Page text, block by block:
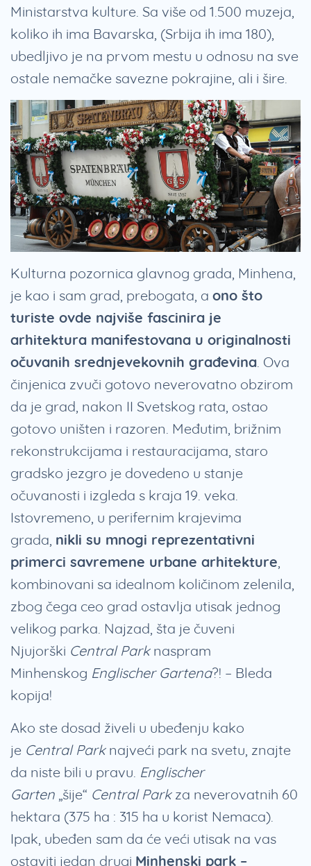
Ministarstva kulture. Sa više od 1.500 muzeja,
koliko ih ima Bavarska, (Srbija ih ima 180),
ubedljivo je na prvom mestu u odnosu na sve
ostale nemačke savezne pokrajine, ali i šire.
Kulturna pozornica glavnog grada, Minhena,
je kao i sam grad, prebogata, a ono što
turiste ovde najviše fascinira je
arhitektura manifestovana u originalnosti
očuvanih srednjevekovnih građevina. Ova
činjenica zvuči gotovo neverovatno obzirom
da je grad, nakon II Svetskog rata, ostao
gotovo uništen i razoren. Međutim, brižnim
rekonstrukcijama i restauracijama, staro
gradsko jezgro je dovedeno u stanje
očuvanosti i izgleda s kraja 19. veka.
Istovremeno, u perifernim krajevima
grada, nikli su mnogi reprezentativni
primerci savremene urbane arhitekture,
kombinovani sa idealnom količinom zelenila,
zbog čega ceo grad ostavlja utisak jednog
velikog parka. Najzad, šta je čuveni
Njujorški Central Parknaspram
Minhenskog Englischer Gartena?! – Bleda
kopija!
Ako ste dosad živeli u ubeđenju kako
je Central Parknajveći park na svetu, znajte
da niste bili u pravu. Englischer
Garten „šije“ Central Parkza neverovatnih 60
hektara (375 ha : 315 ha u korist Nemaca).
Ipak, ubeđen sam da će veći utisak na vas
ostaviti jedan drugi Minhenski park –